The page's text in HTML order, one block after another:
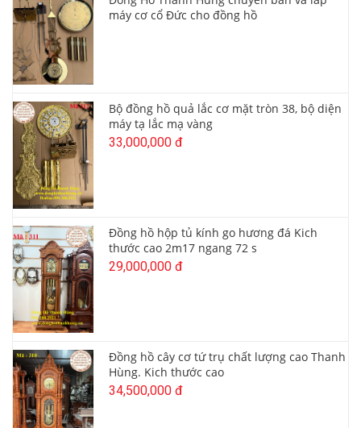
máy cơ cổ Đức cho đồng hồ
Bộ đồng hồ quả lắc cơ mặt tròn 38, bộ diện
máy tạ lắc mạ vàng
33,000,000 đ
Đồng hồ hộp tủ kính go hương đá Kich
thước cao 2m17 ngang 72 s
29,000,000 đ
Đồng hồ cây cơ tứ trụ chất lượng cao Thanh
Hùng. Kich thước cao
34,500,000 đ